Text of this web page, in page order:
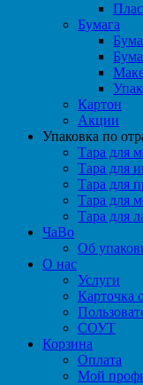
Бумага
Картон
Акции
Упаковка по
Тара для
Тара для
Тара для
Тара для
Тара для
ЧаВо
Об
О нас
Услуги
Карточка
СОУТ
Корзина
Оплата
Мой